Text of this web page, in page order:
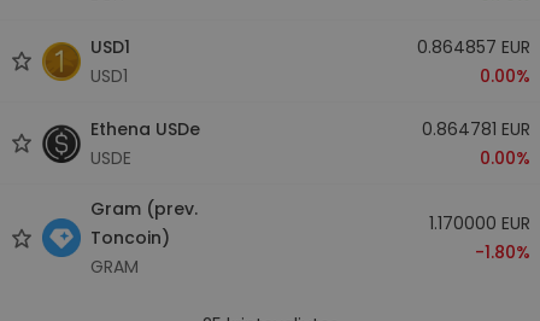
USD1
USD1
0.864857 EUR
0.00%
Ethena USDe
USDE
0.864781 EUR
0.00%
Gram (prev.
Toncoin)
GRAM
1.170000 EUR
-1.80%